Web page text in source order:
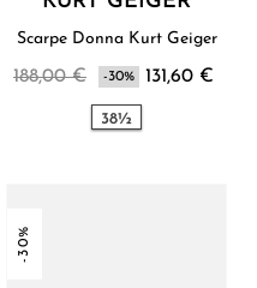
Scarpe Donna Kurt Geiger
188,00 € -30% 131,60 €
38½
-30%